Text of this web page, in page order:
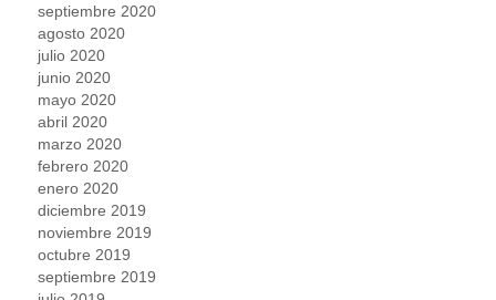
septiembre 2020
agosto 2020
julio 2020
junio 2020
mayo 2020
abril 2020
marzo 2020
febrero 2020
enero 2020
diciembre 2019
noviembre 2019
octubre 2019
septiembre 2019